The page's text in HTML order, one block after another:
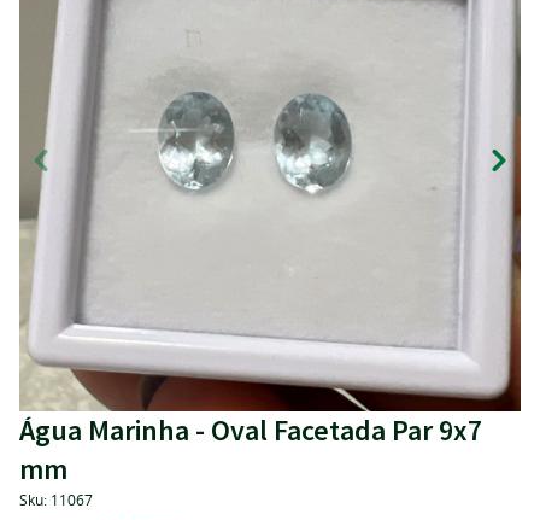
Água Marinha - Oval Facetada Par 9x7
mm
Sku: 11067